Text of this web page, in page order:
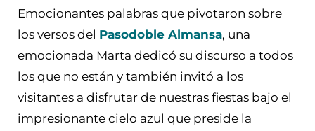
Emocionantes palabras que pivotaron sobre
los versos del Pasodoble Almansa, una
emocionada Marta dedicó su discurso a todos
los que no están y también invitó a los
visitantes a disfrutar de nuestras fiestas bajo el
impresionante cielo azul que preside la